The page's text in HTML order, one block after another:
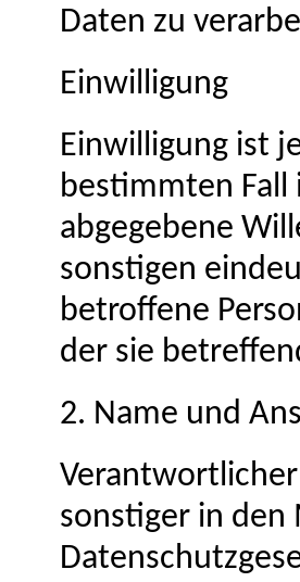
Daten zu
Einwilligung
Einwilligung ist
bestimmten
abgegebene
sonstigen
betroffene
der sie
2. Name und
sonstiger in den